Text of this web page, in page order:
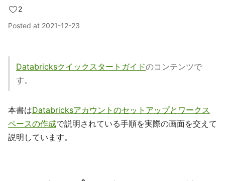
2
Posted at 2021-12-23
Databricksクイックスタートガイドのコンテンツで
す。
本書はDatabricksアカウントのセットアップとワークス
ペースの作成で説明されている手順を実際の画面を交えて
説明しています。